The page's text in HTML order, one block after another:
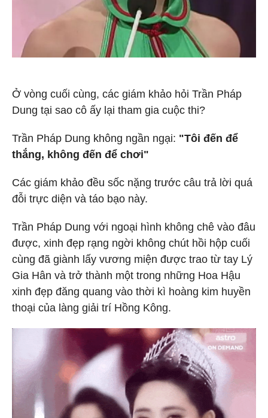
Ở vòng cuối cùng, các giám khảo hỏi Trần Pháp
Dung tại sao cô ấy lại tham gia cuộc thi?
Trần Pháp Dung không ngần ngại: "Tôi đến để
thắng, không đến để chơi"
Các giám khảo đều sốc nặng trước câu trả lời quá
đỗi trực diện và táo bạo này.
Trần Pháp Dung với ngoại hình không chê vào đâu
được, xinh đẹp rạng ngời không chút hồi hộp cuối
cùng đã giành lấy vương miện được trao từ tay Lý
Gia Hân và trở thành một trong những Hoa Hậu
xinh đẹp đăng quang vào thời kì hoàng kim huyền
thoại của làng giải trí Hồng Kông.